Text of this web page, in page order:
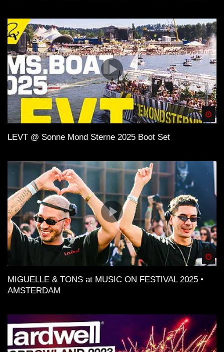
LEVT @ Sonne Mond Sterne 2025 Boot Set
MIGUELLE & TONS at MUSIC ON FESTIVAL 2025 •
AMSTERDAM